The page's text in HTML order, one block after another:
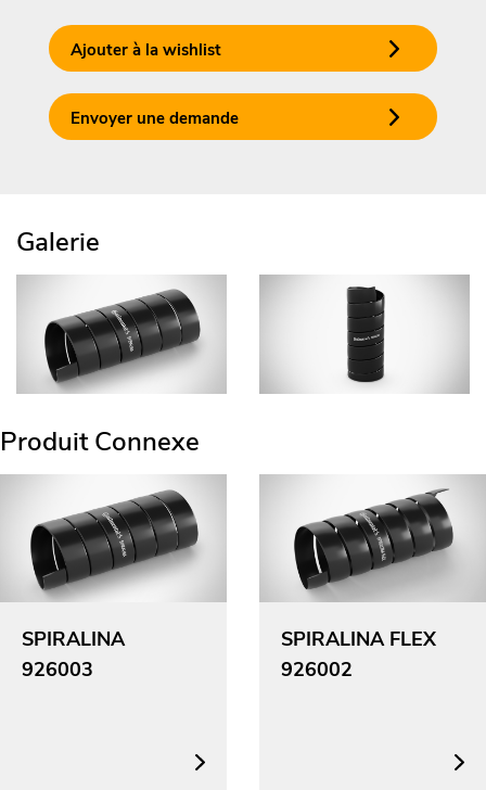
Ajouter à la wishlist
Envoyer une demande
Galerie
Produit Connexe
SPIRALINA
926003
SPIRALINA FLEX
926002